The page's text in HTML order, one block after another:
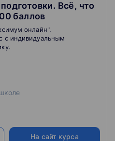
Всё, что
баллов
онлайн".
с индивидуальным
На сайт курса